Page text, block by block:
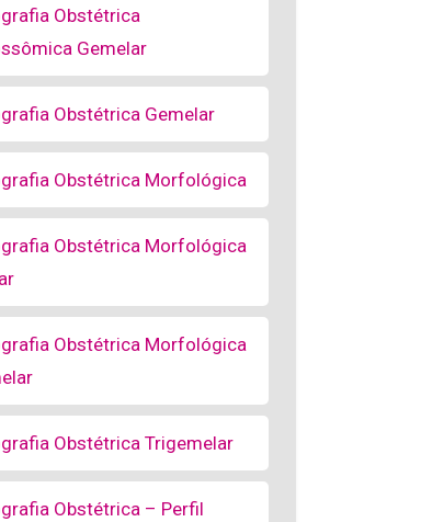
Obstétrica
Gemelar
Obstétrica Gemelar
Obstétrica Morfológica
Obstétrica Morfológica
Obstétrica Morfológica
Obstétrica Trigemelar
Obstétrica – Perfil